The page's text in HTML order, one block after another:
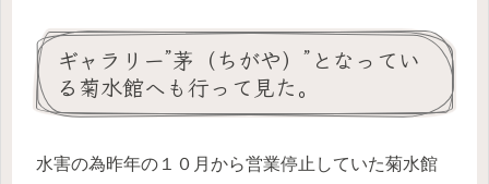
ギャラリー”茅（ちがや）”となってい
る菊水館へも行って見た。
水害の為昨年の１０月から営業停止していた菊水館